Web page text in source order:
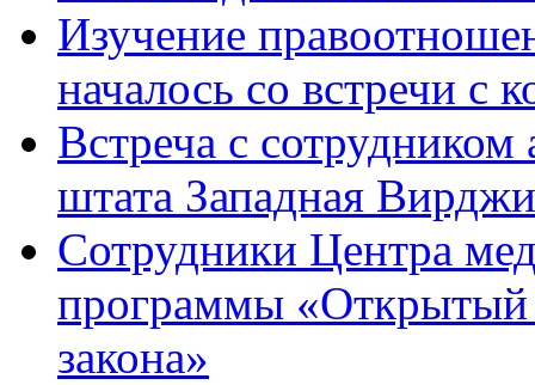
Изучение
началось со встречи с
Встреча с сотрудником
штата Западная
Сотрудники Центра
программы «Открытый
закона»